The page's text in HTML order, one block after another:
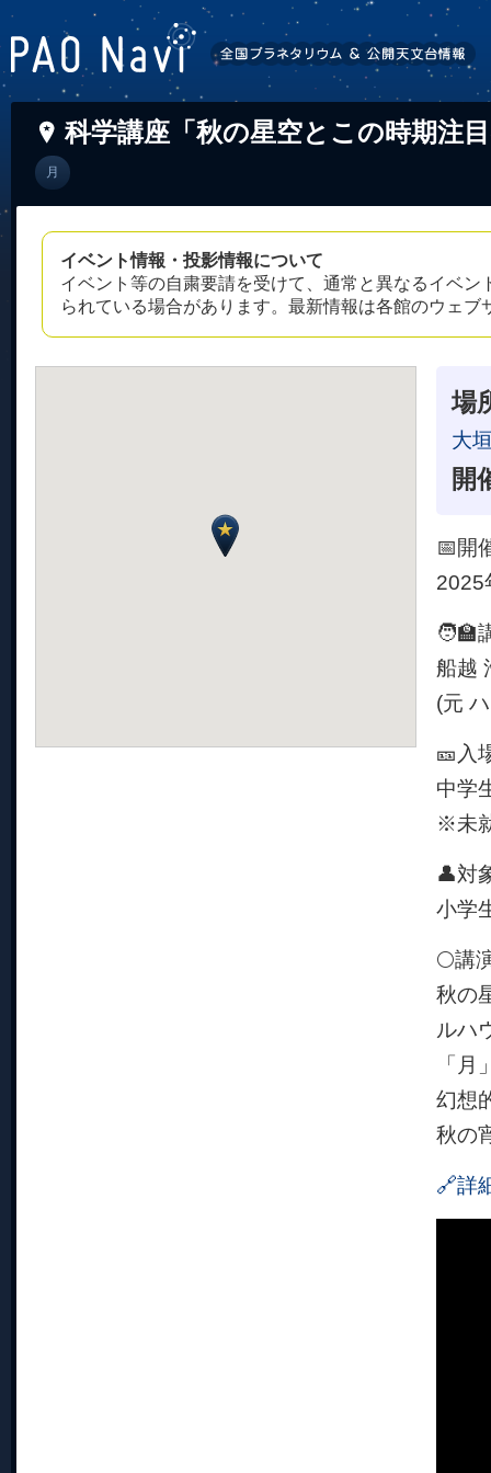
科学講座「秋の星空とこの時期注
月
イベント情報・投影情報について
イベント等の自粛要請を受けて、通常と異なるイベ
られている場合があります。最新情報は各館のウェ
場
大
開
📅開
2025
🧑‍🏫
船越
(元
🎫入
中学
※未
👤対
小学
🌕講
秋の
ルハ
「
幻想
秋の
🔗詳